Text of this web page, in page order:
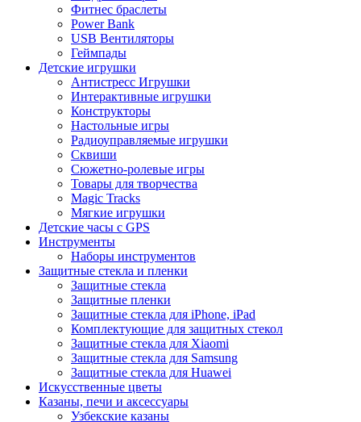
Фитнес браслеты
Power Bank
USB Вентиляторы
Геймпады
Детские игрушки
Антистресс Игрушки
Интерактивные игрушки
Конструкторы
Настольные игры
Радиоуправляемые игрушки
Сквиши
Сюжетно-ролевые игры
Товары для творчества
Magic Tracks
Мягкие игрушки
Детские часы с GPS
Инструменты
Наборы инструментов
Защитные стекла и пленки
Защитные стекла
Защитные пленки
Защитные стекла для iPhone, iPad
Комплектующие для защитных стекол
Защитные стекла для Xiaomi
Защитные стекла для Samsung
Защитные стекла для Huawei
Искусственные цветы
Казаны, печи и аксессуары
Узбекские казаны